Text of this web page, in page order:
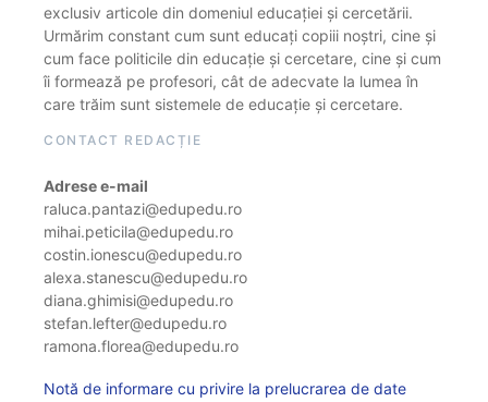
exclusiv articole din domeniul educației și cercetării.
Urmărim constant cum sunt educați copiii noștri, cine și
cum face politicile din educație și cercetare, cine și cum
îi formează pe profesori, cât de adecvate la lumea în
care trăim sunt sistemele de educație și cercetare.
CONTACT REDACȚIE
Adrese e-mail
raluca.pantazi@edupedu.ro
mihai.peticila@edupedu.ro
costin.ionescu@edupedu.ro
alexa.stanescu@edupedu.ro
diana.ghimisi@edupedu.ro
stefan.lefter@edupedu.ro
ramona.florea@edupedu.ro
Notă de informare cu privire la prelucrarea de date